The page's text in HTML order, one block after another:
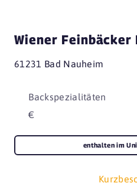
Wiener Feinbäcker
61231 Bad Nauheim
Backspezialitäten
€
enthalten im